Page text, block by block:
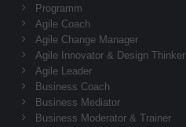
Programm
Agile Coach
Agile Change Manager
Agile Innovator & Design Thinker
Agile Leader
Business Coach
Business Mediator
Business Moderator & Trainer